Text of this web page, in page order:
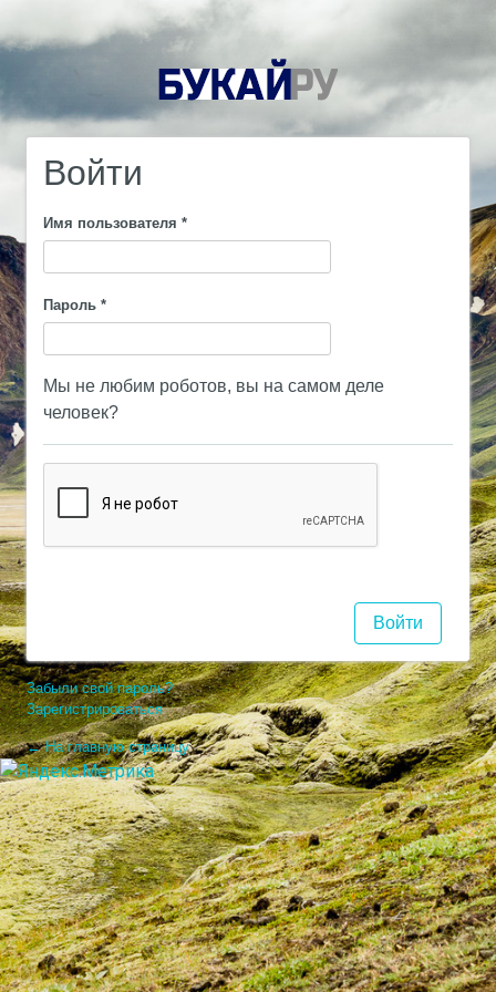
Войти
Имя пользователя *
Пароль *
Мы не любим роботов, вы на самом деле
человек?
Забыли свой пароль?
Зарегистрироваться
← На главную страницу